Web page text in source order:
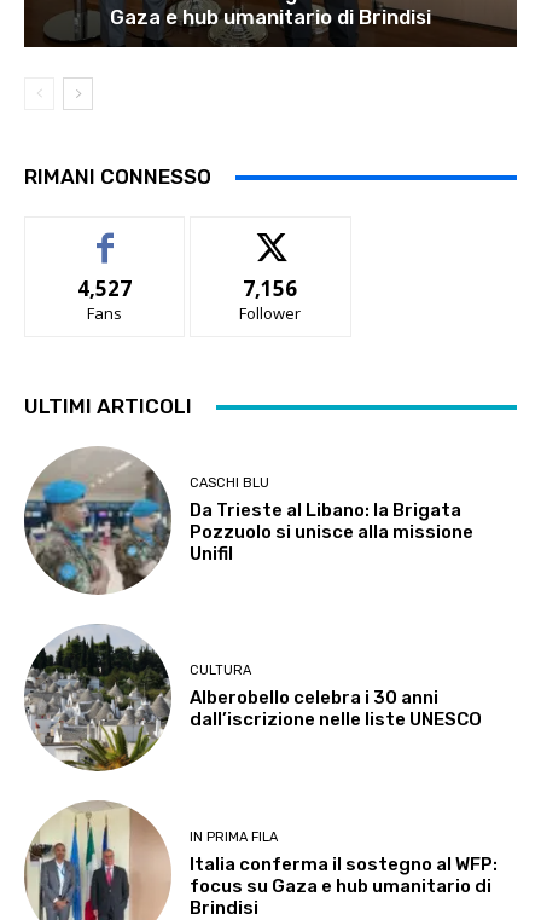
Gaza e hub umanitario di Brindisi
RIMANI CONNESSO
4,527
Fans
7,156
Follower
ULTIMI ARTICOLI
CASCHI BLU
Da Trieste al Libano: la Brigata
Pozzuolo si unisce alla missione
Unifil
CULTURA
Alberobello celebra i 30 anni
dall’iscrizione nelle liste UNESCO
IN PRIMA FILA
Italia conferma il sostegno al WFP:
focus su Gaza e hub umanitario di
Brindisi